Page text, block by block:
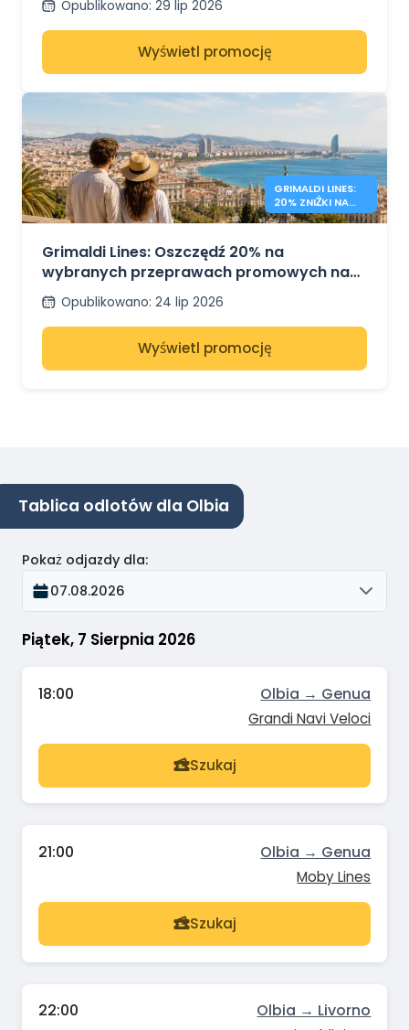
Opublikowano: 29 lip 2026
Wyświetl promocję
GRIMALDI LINES:
20% ZNIŻKI NA
PROMY PO
Grimaldi Lines: Oszczędź 20% na
wybranych przeprawach promowych na
Sardynię, Sycylię i do Hiszpanii
Opublikowano: 24 lip 2026
Wyświetl promocję
Tablica odlotów dla Olbia
Piątek, 7 Sierpnia 2026
Pokaż odjazdy dla:
07.08.2026
18:00 Olbia → Genua
Grandi Navi Veloci
Szukaj
21:00 Olbia → Genua
Moby Lines
Szukaj
22:00 Olbia → Livorno